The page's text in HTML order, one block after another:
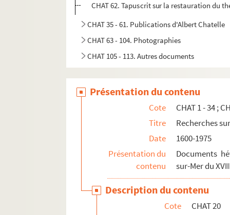
CHAT 62. Tapuscrit sur la restauration du
CHAT 35 - 61. Publications d'Albert Chatelle
CHAT 63 - 104. Photographies
CHAT 105 - 113. Autres documents
Présentation du contenu
Cote
CHAT 1 - 34 ;
Titre
Recherches
Date
1600-1975
Présentation du
contenu
Documents
sur-Mer du
Description du contenu
Cote
CHAT 20